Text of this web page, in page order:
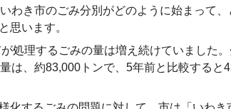
わき市のごみ分別がどのように始まって、
思います。
処理するごみの量は増え続けていました。
は、約83,000トンで、5年前と比較すると